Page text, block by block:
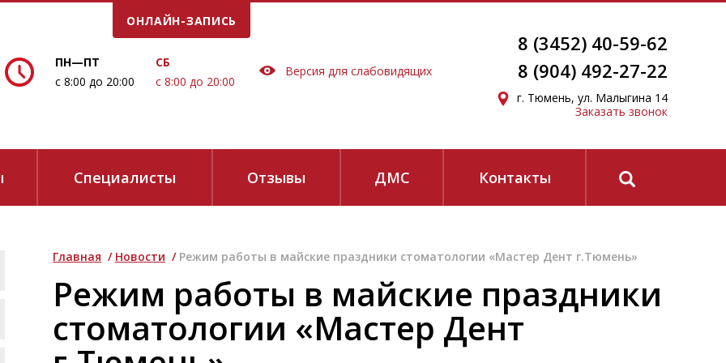
8 (3452) 40-59-62
8 (904) 492-27-22
г. Тюмень, ул. Малыгина 14
Заказать звонок
ПН—ПТ
с 8:00 до 20:00
СБ
с 8:00 до 20:00
Версия для слабовидящих
ОНЛАЙН-ЗАПИСЬ
Специалисты Отзывы ДМС Контакты
Главная / Новости / Режим работы в майские праздники стоматологии «Мастер Дент г.Тюмень»
Режим работы в майские праздники
стоматологии «Мастер Дент